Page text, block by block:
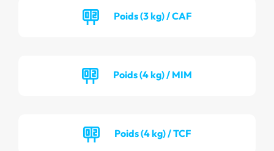
Poids (3 kg) / CAF
Poids (4 kg) / MIM
Poids (4 kg) / TCF